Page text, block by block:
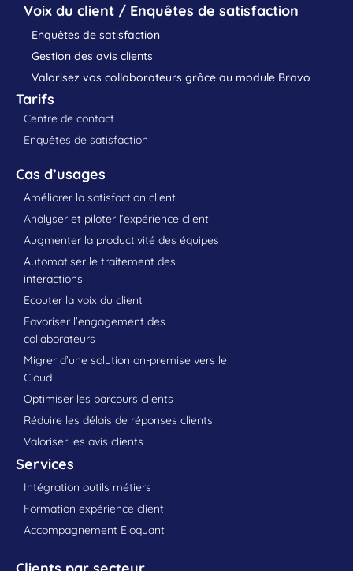
Voix du client / Enquêtes de satisfaction
Enquêtes de satisfaction
Gestion des avis clients
Valorisez vos collaborateurs grâce au module Bravo
Tarifs
Centre de contact
Enquêtes de satisfaction
Cas d’usages
Améliorer la satisfaction client
Analyser et piloter l’expérience client
Augmenter la productivité des équipes
Automatiser le traitement des
interactions
Ecouter la voix du client
Favoriser l’engagement des
collaborateurs
Migrer d’une solution on-premise vers le
Cloud
Optimiser les parcours clients
Réduire les délais de réponses clients
Valoriser les avis clients
Services
Intégration outils métiers
Formation expérience client
Accompagnement Eloquant